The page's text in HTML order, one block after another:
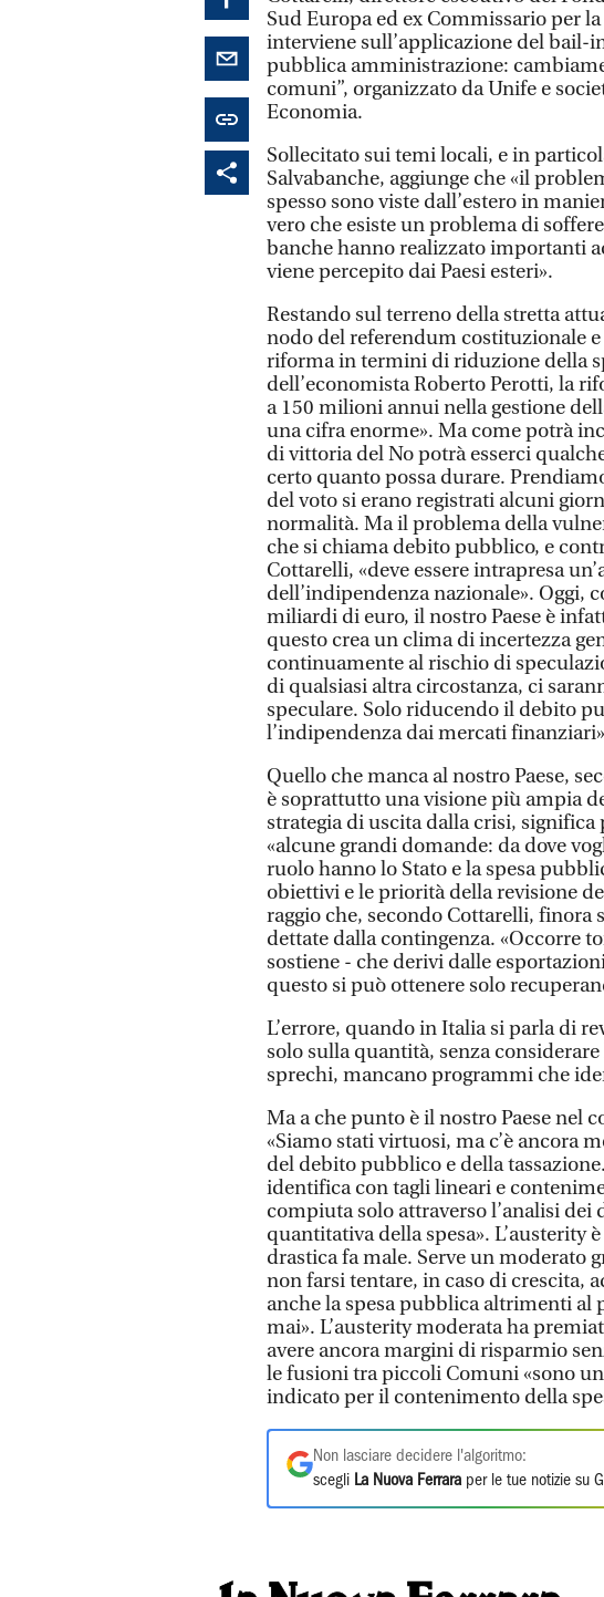
Sud Europa ed ex Commissario per
interviene sull’applicazione del bail-
pubblica amministrazione:
comuni”, organizzato da Unife e
Economia.
Sollecitato sui temi locali, e in
Salvabanche, aggiunge che «il
spesso sono viste dall’estero in
vero che esiste un problema di
banche hanno realizzato importanti
viene percepito dai Paesi esteri».
Restando sul terreno della stretta
nodo del referendum costituzionale
riforma in termini di riduzione della
dell’economista Roberto Perotti, la
a 150 milioni annui nella gestione
una cifra enorme». Ma come potrà
di vittoria del No potrà esserci
certo quanto possa durare.
del voto si erano registrati alcuni
normalità. Ma il problema della
che si chiama debito pubblico, e
Cottarelli, «deve essere intrapresa
dell’indipendenza nazionale». Oggi,
miliardi di euro, il nostro Paese è
questo crea un clima di incertezza
continuamente al rischio di
di qualsiasi altra circostanza, ci
speculare. Solo riducendo il debito
l’indipendenza dai mercati
Quello che manca al nostro Paese,
è soprattutto una visione più ampia
strategia di uscita dalla crisi,
«alcune grandi domande: da dove
ruolo hanno lo Stato e la spesa
obiettivi e le priorità della revisione
raggio che, secondo Cottarelli, finora
dettate dalla contingenza. «Occorre
sostiene - che derivi dalle
questo si può ottenere solo
L’errore, quando in Italia si parla di
solo sulla quantità, senza
sprechi, mancano programmi che
Ma a che punto è il nostro Paese nel
«Siamo stati virtuosi, ma c’è ancora
del debito pubblico e della
identifica con tagli lineari e
compiuta solo attraverso l’analisi dei
quantitativa della spesa». L’austerity
drastica fa male. Serve un moderato
non farsi tentare, in caso di crescita,
anche la spesa pubblica altrimenti al
mai». L’austerity moderata ha
avere ancora margini di risparmio
le fusioni tra piccoli Comuni «sono
indicato per il contenimento della
Non lasciare decidere l'algoritmo:
scegli La Nuova Ferrara per le tue notizie su